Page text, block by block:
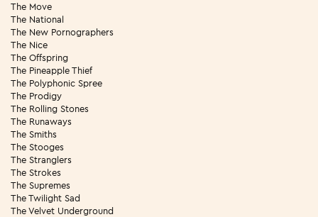
The Move
The National
The New Pornographers
The Nice
The Offspring
The Pineapple Thief
The Polyphonic Spree
The Prodigy
The Rolling Stones
The Runaways
The Smiths
The Stooges
The Stranglers
The Strokes
The Supremes
The Twilight Sad
The Velvet Underground